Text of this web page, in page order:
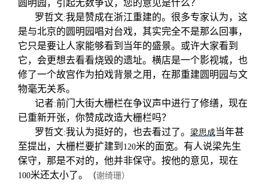
圆明园，引起无数争议，您的意见是什么？
罗哲文:我是赞成在浙江重建的。很多专家认为，这
是与北京的圆明园唱对台戏，其实完全不是那么回事，
它只是要让人家能够看到当年的盛景。或许大家看到
它，会更想去看看烧毁的遗址。横店是一个影视城，也
修了一个故宫作为拍戏背景之用，在那重建圆明园与文
物毫无关系。
记者:前门大街大栅栏在争议声中进行了修缮，现在
已重新开张，你赞成改造大栅栏吗？
罗哲文:我认为挺好的，也去看过了。 梁思成当年甚
至提出，大栅栏要扩建到 120米的面宽。有人说梁先生
保守，那是不对的，他并非保守。按他的意见，现在
100米还太小了。 （谢绮珊）